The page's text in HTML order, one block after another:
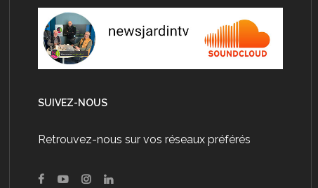
SUIVEZ-NOUS
Retrouvez-nous sur vos réseaux préférés